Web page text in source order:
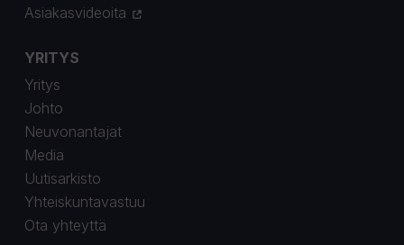
Asiakasvideoita
YRITYS
Yritys
Johto
Neuvonantajat
Media
Uutisarkisto
Yhteiskuntavastuu
Ota yhteyttä